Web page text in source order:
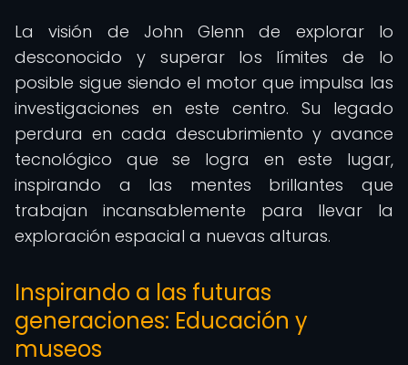
La visión de John Glenn de explorar lo
desconocido y superar los límites de lo
posible sigue siendo el motor que impulsa las
investigaciones en este centro. Su legado
perdura en cada descubrimiento y avance
tecnológico que se logra en este lugar,
inspirando a las mentes brillantes que
trabajan incansablemente para llevar la
exploración espacial a nuevas alturas.
Inspirando a las futuras
generaciones: Educación y
museos